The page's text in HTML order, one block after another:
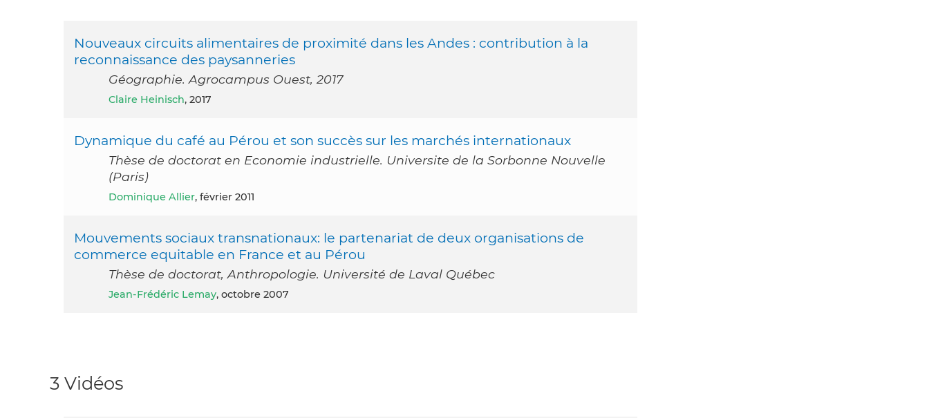
Nouveaux circuits alimentaires de proximité dans les Andes : contribution à la
reconnaissance des paysanneries
Géographie. Agrocampus Ouest, 2017
Claire Heinisch, 2017
Dynamique du café au Pérou et son succès sur les marchés internationaux
Thèse de doctorat en Economie industrielle. Universite de la Sorbonne Nouvelle
(Paris)
Dominique Allier, février 2011
Mouvements sociaux transnationaux: le partenariat de deux organisations de
commerce equitable en France et au Pérou
Thèse de doctorat, Anthropologie. Université de Laval Québec
Jean-Frédéric Lemay, octobre 2007
3 Vidéos